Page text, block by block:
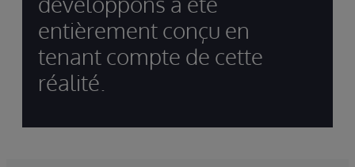
entièrement conçu en
tenant compte de cette
réalité.